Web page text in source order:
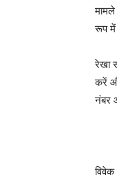
रूप में
रेखा
करें
नंबर
विवेक